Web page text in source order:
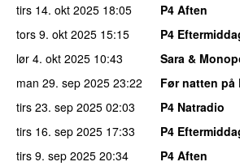
tirs 14. okt 2025 18:05
P4 Aften
tors 9. okt 2025 15:15
P4
lør 4. okt 2025 10:43
Sara &
man 29. sep 2025 23:22
Før natten på
tirs 23. sep 2025 02:03
P4 Natradio
tirs 16. sep 2025 17:33
P4
tirs 9. sep 2025 20:34
P4 Aften